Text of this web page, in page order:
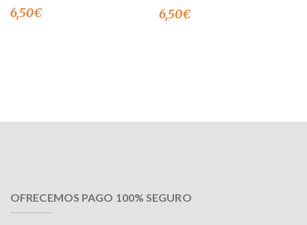
6,50€ 6,50€
OFRECEMOS PAGO 100% SEGURO